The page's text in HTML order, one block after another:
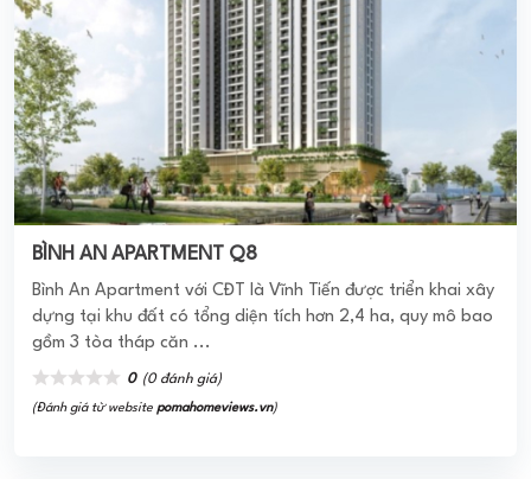
BÌNH AN APARTMENT Q8
Bình An Apartment với CĐT là Vĩnh Tiến được triển khai xây
dựng tại khu đất có tổng diện tích hơn 2,4 ha, quy mô bao
gồm 3 tòa tháp căn ...
0 (0 đánh giá)
(Đánh giá từ website